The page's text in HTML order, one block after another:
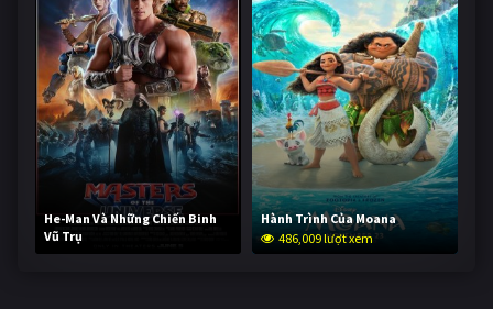
He-Man Và Những Chiến Binh
Vũ Trụ
233,951 lượt xem
Hành Trình Của Moana
486,009 lượt xem